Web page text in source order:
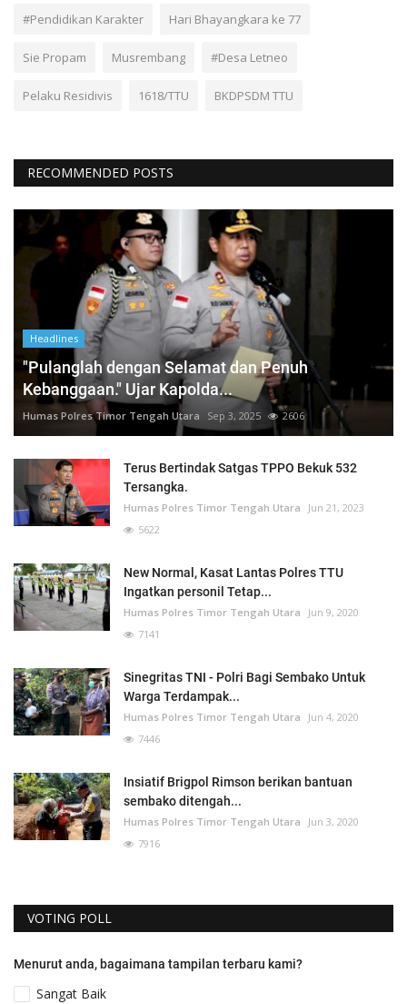
#Pendidikan Karakter Hari Bhayangkara ke 77
Sie Propam Musrembang #Desa Letneo
Pelaku Residivis 1618/TTU BKDPSDM TTU
RECOMMENDED POSTS
Headlines
"Pulanglah dengan Selamat dan Penuh
Kebanggaan." Ujar Kapolda...
Humas Polres Timor Tengah Utara Sep 3, 2025 2606
Terus Bertindak Satgas TPPO Bekuk 532
Tersangka.
Humas Polres Timor Tengah Utara
Jun 21, 2023
5622
New Normal, Kasat Lantas Polres TTU
Ingatkan personil Tetap...
Humas Polres Timor Tengah Utara
Jun 9, 2020
7141
Sinegritas TNI - Polri Bagi Sembako Untuk
Warga Terdampak...
Humas Polres Timor Tengah Utara
Jun 4, 2020
7446
Insiatif Brigpol Rimson berikan bantuan
sembako ditengah...
Humas Polres Timor Tengah Utara
Jun 3, 2020
7916
VOTING POLL
Menurut anda, bagaimana tampilan terbaru kami?
Sangat Baik